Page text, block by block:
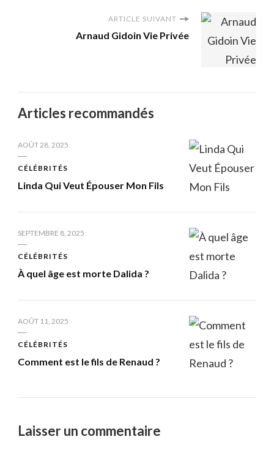
ARTICLE SUIVANT
Arnaud Gidoin Vie Privée
Articles recommandés
AOÛT 28, 2025
CÉLÉBRITÉS
Linda Qui Veut Épouser Mon Fils
SEPTEMBRE 8, 2025
CÉLÉBRITÉS
À quel âge est morte Dalida ?
AOÛT 11, 2025
CÉLÉBRITÉS
Comment est le fils de Renaud ?
Laisser un commentaire